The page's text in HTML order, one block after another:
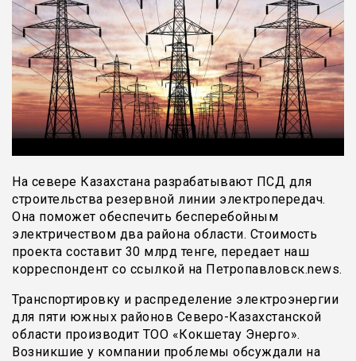
На севере Казахстана разрабатывают ПСД для
строительства резервной линии электропередач.
Она поможет обеспечить бесперебойным
электричеством два района области. Стоимость
проекта составит 30 млрд тенге, передает наш
корреспондент со ссылкой на Петропавловск.news.
Транспортировку и распределение электроэнергии
для пяти южных районов Северо-Казахстанской
области производит ТОО «Кокшетау Энерго».
Возникшие у компании проблемы обсуждали на